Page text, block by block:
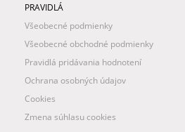
PRAVIDLÁ
Všeobecné podmienky
Všeobecné obchodné podmienky
Pravidlá pridávania hodnotení
Ochrana osobných údajov
Cookies
Zmena súhlasu cookies